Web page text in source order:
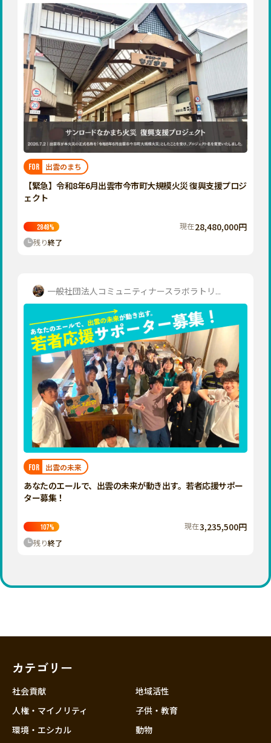
宮城
秋田
福島
関東
茨城
栃木
群馬
千葉
神奈川
福井
山梨
岐阜
静岡
愛知
近畿
滋賀
奈良
広島
長野
岐阜 静岡 愛知
三重 滋賀 京都 大阪
兵庫
奈良
和歌山
中国
鳥取 島根 岡山 広島 山口
四国
徳島 香川 愛媛 高知
九州・沖縄
福岡 佐賀
宮崎
鹿児島 沖縄
FOR 出雲のまち
【緊急】令和8年6月出雲市今市町大規模火災 復興支援プロジ
ェクト
2848% 現在28,480,000円
残り終了
一般社団法人コミュニティナースラボラトリ...
FOR 出雲の未来
あなたのエールで、出雲の未来が動き出す。若者応援サポー
ター募集！
107% 現在3,235,500円
残り終了
カテゴリー
社会貢献
人権・マイノリティ
環境・エシカル
地域活性
子供・教育
動物